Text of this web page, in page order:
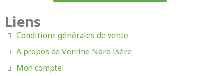
Liens
Conditions générales de vente
A propos de Verrine Nord Isère
Mon compte